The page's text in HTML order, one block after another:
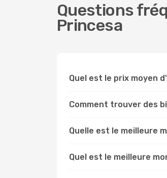
Questions
Princesa
Quel est le prix moyen
Comment trouver des
Quelle est le meilleure
Quel est le meilleure